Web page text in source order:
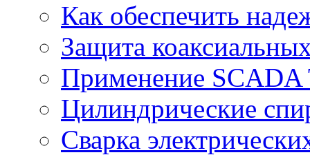
Как обеспечить
Защита
Применение
Цилиндрические
Сварка